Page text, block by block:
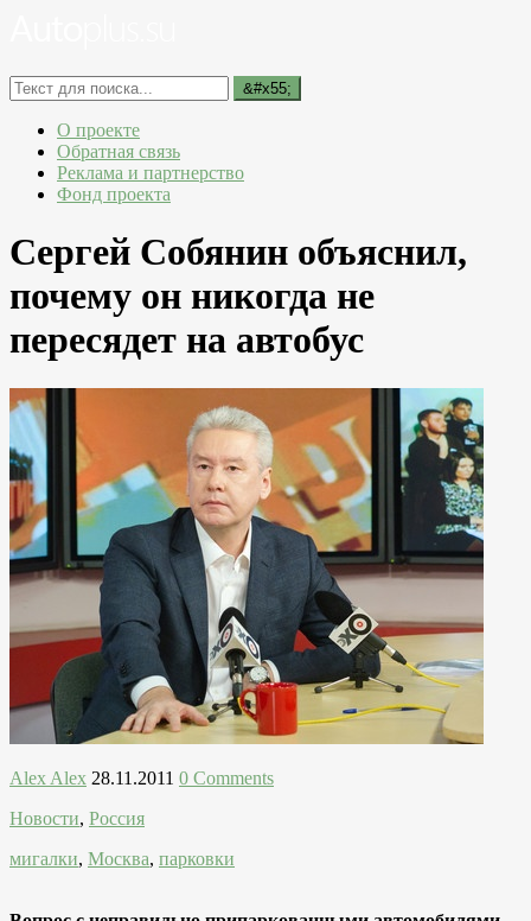
О проекте
Обратная связь
Реклама и партнерство
Фонд проекта
Сергей Собянин объяснил,
почему он никогда не
пересядет на автобус
Alex Alex 28.11.2011 0 Comments
Новости, Россия
мигалки, Москва, парковки